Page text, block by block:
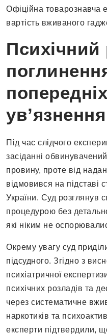
Офіційна товарознавча
вартість вживаного
Психічний
ув’язнення
Під час слідчого
засіданні
провину, проте від
відмовився на підставі
України. Суд розглянув
процедурою без
які ніким не
Окрему увагу суд
підсудного. Згідно з
психіатричної
психічних розладів та
через систематичне
наркотиків та
експерти підтвердили,